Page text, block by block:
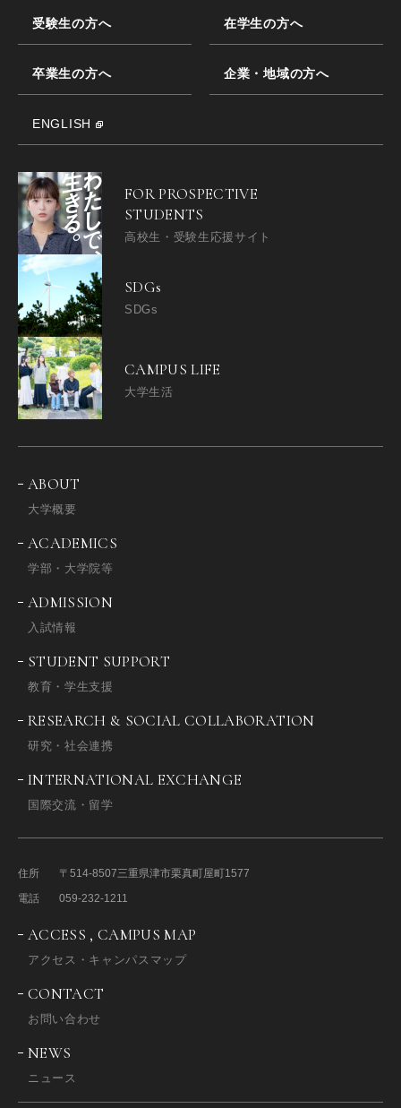
受験生の方へ 在学生の方へ
卒業生の方へ 企業・地域の方へ
ENGLISH
FOR PROSPECTIVE
STUDENTS
高校生・受験生応援サイト
SDGs
SDGs
CAMPUS LIFE
大学生活
ABOUT
大学概要
ACADEMICS
学部・大学院等
ADMISSION
入試情報
STUDENT SUPPORT
教育・学生支援
RESEARCH & SOCIAL COLLABORATION
研究・社会連携
INTERNATIONAL EXCHANGE
国際交流・留学
住所 〒514-8507三重県津市栗真町屋町1577
電話
059-232-1211
ACCESS , CAMPUS MAP
アクセス・キャンパスマップ
CONTACT
お問い合わせ
NEWS
ニュース